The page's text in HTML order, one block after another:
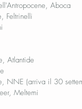
Aboca
Feltrinelli
Atlantide
NNE (arriva il 30
Meltemi